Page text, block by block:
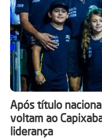
Após título
voltam ao
liderança